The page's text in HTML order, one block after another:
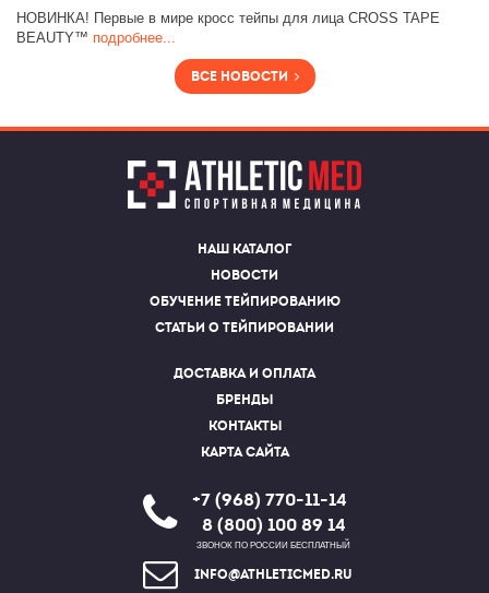
НОВИНКА! Первые в мире кросс тейпы для лица CROSS TAPE
BEAUTY™ подробнее...
Все новости
Наш каталог
Новости
Обучение тейпированию
Статьи о тейпировании
Доставка и оплата
Бренды
Контакты
Карта сайта
+7 (968) 770-11-14
8 (800) 100 89 14
ЗВОНОК ПО РОССИИ БЕСПЛАТНЫЙ
info@athleticmed.ru